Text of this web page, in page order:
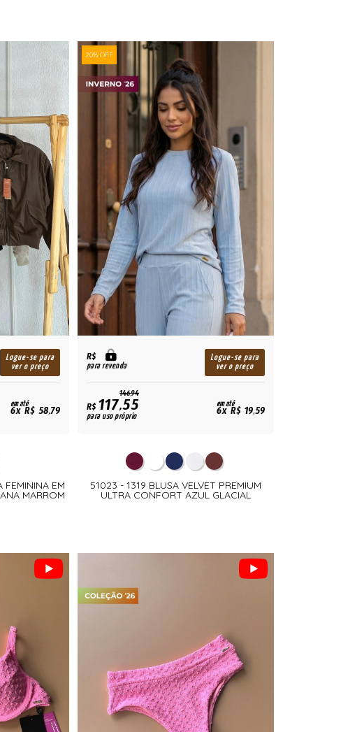
Logue-se para
ver o preço
em até
6x R$ 58,79
EM
MARROM
20% OFF
R$
para revenda
Logue-se para
ver o preço
146,94
R$117,55
para uso próprio
em até
6x R$ 19,59
51023 - 1319 BLUSA VELVET PREMIUM
ULTRA CONFORT AZUL GLACIAL